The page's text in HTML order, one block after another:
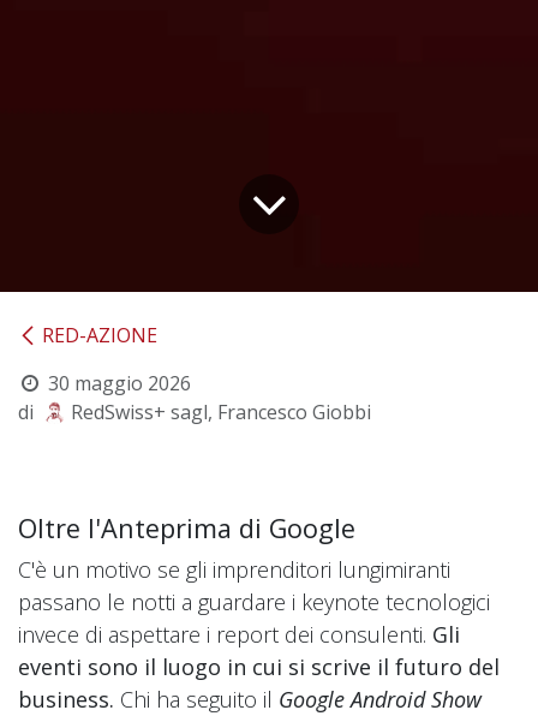
RED-AZIONE
30 maggio 2026
di
RedSwiss+ sagl, Francesco Giobbi
Oltre l'Anteprima di Google
C'è un motivo se gli imprenditori lungimiranti
passano le notti a guardare i keynote tecnologici
invece di aspettare i report dei consulenti. Gli
eventi sono il luogo in cui si scrive il futuro del
business. Chi ha seguito il Google Android Show